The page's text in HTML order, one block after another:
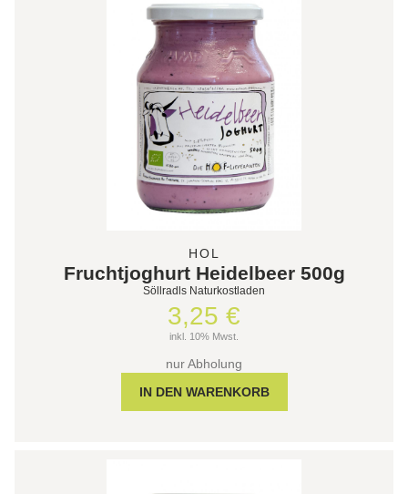
HOL
Fruchtjoghurt Heidelbeer 500g
Söllradls Naturkostladen
3,25 €
inkl. 10% Mwst.
nur Abholung